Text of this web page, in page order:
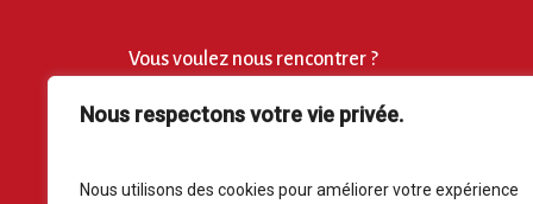
Nous respectons votre vie privée.
Nous utilisons des cookies pour améliorer votre expérience
Vous voulez nous rencontrer ?
Une question ? une demande de devis ? un projet à
réaliser ?